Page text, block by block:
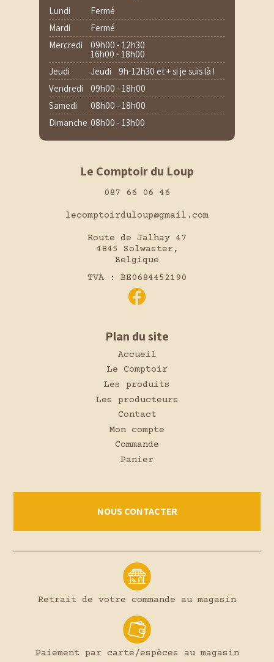
Lundi
Fermé
Mardi
Fermé
Mercredi
09h00 - 12h30
16h00 - 18h00
Jeudi
Jeudi 9h-12h30 et + si je suis là !
Vendredi
09h00 - 18h00
Samedi
08h00 - 18h00
Dimanche 08h00 - 13h00
Le Comptoir du Loup
087 66 06 46
lecomptoirduloup@gmail.com
Route de Jalhay 47
4845 Solwaster,
Belgique
TVA : BE0684452190
Plan du site
Accueil
Le Comptoir
Les produits
Les producteurs
Contact
Mon compte
Commande
Panier
NOUS CONTACTER
Retrait de votre commande au magasin
Paiement par carte/espèces au magasin